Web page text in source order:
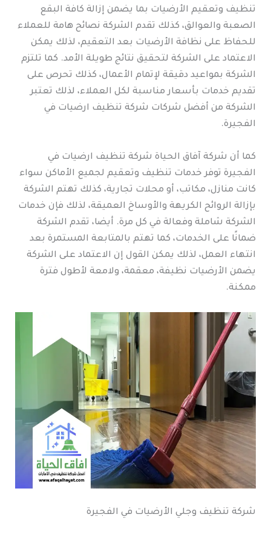
تنظيف وتعقيم الأرضيات بما يضمن إزالة كافة البقع
الصعبة والعوالق، كذلك تقدم الشركة نصائح هامة للعملاء
للحفاظ على نظافة الأرضيات بعد التعقيم، لذلك يمكن
الاعتماد على الشركة لتحقيق نتائج طويلة الأمد. كما تلتزم
الشركة بمواعيد دقيقة لإتمام الأعمال، كذلك تحرص على
تقديم خدمات بأسعار مناسبة لكل العملاء، لذلك تعتبر
الشركة من أفضل شركات شركة تنظيف ارضيات في
الفجيرة.
كما أن شركة آفاق الحياة شركة تنظيف ارضيات في
الفجيرة توفر خدمات تنظيف وتعقيم لجميع الأماكن سواء
كانت منازل، مكاتب، أو محلات تجارية، كذلك تهتم الشركة
بإزالة الروائح الكريهة والأوساخ العميقة، لذلك فإن خدمات
الشركة شاملة وفعالة في كل مرة. أيضا، تقدم الشركة
ضمانًا على الخدمات، كما تهتم بالمتابعة المستمرة بعد
انتهاء العمل، لذلك يمكن القول إن الاعتماد على الشركة
يضمن الأرضيات نظيفة، معقمة، ولامعة لأطول فترة
ممكنة.
شركة تنظيف وجلي الأرضيات في الفجيرة